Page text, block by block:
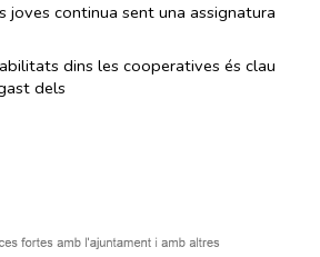
joves continua sent una assignatura
dins les cooperatives és clau
dels